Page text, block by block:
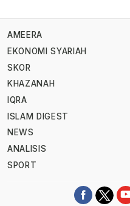
AMEERA
EKONOMI SYARIAH
SKOR
KHAZANAH
IQRA
ISLAM DIGEST
NEWS
ANALISIS
SPORT